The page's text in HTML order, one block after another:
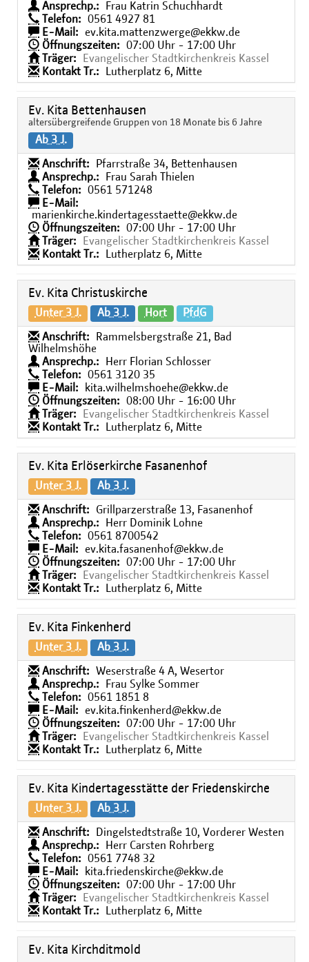
Ansprechp.:
Frau Katrin Schuchhardt
Telefon:
0561 4927 81
E-Mail:
ev.kita.mattenzwerge@ekkw.de
Öffnungszeiten:
07:00 Uhr - 17:00 Uhr
Träger:
Evangelischer Stadtkirchenkreis Kassel
Kontakt Tr.:
Lutherplatz 6, Mitte
Ev. Kita Bettenhausen
altersübergreifende Gruppen von 18 Monate bis 6 Jahre
Ab 3 J.
Anschrift:
Pfarrstraße 34, Bettenhausen
Ansprechp.:
Frau Sarah Thielen
Telefon:
0561 571248
E-Mail:
marienkirche.kindertagesstaette@ekkw.de
Öffnungszeiten:
07:00 Uhr - 17:00 Uhr
Träger:
Evangelischer Stadtkirchenkreis Kassel
Kontakt Tr.:
Lutherplatz 6, Mitte
Ev. Kita Christuskirche
Unter 3 J. Ab 3 J. Hort PfdG
Anschrift:
Rammelsbergstraße 21, Bad
Wilhelmshöhe
Ansprechp.:
Herr Florian Schlosser
Telefon:
0561 3120 35
E-Mail:
kita.wilhelmshoehe@ekkw.de
Öffnungszeiten:
08:00 Uhr - 16:00 Uhr
Träger:
Evangelischer Stadtkirchenkreis Kassel
Kontakt Tr.:
Lutherplatz 6, Mitte
Ev. Kita Erlöserkirche Fasanenhof
Unter 3 J. Ab 3 J.
Anschrift:
Grillparzerstraße 13, Fasanenhof
Ansprechp.:
Herr Dominik Lohne
Telefon:
0561 8700542
E-Mail:
ev.kita.fasanenhof@ekkw.de
Öffnungszeiten:
07:00 Uhr - 17:00 Uhr
Träger:
Evangelischer Stadtkirchenkreis Kassel
Kontakt Tr.:
Lutherplatz 6, Mitte
Ev. Kita Finkenherd
Unter 3 J. Ab 3 J.
Anschrift:
Weserstraße 4 A, Wesertor
Ansprechp.:
Frau Sylke Sommer
Telefon:
0561 1851 8
E-Mail:
ev.kita.finkenherd@ekkw.de
Öffnungszeiten:
07:00 Uhr - 17:00 Uhr
Träger:
Evangelischer Stadtkirchenkreis Kassel
Kontakt Tr.:
Lutherplatz 6, Mitte
Ev. Kita Kindertagesstätte der Friedenskirche
Unter 3 J. Ab 3 J.
Anschrift:
Dingelstedtstraße 10, Vorderer Westen
Ansprechp.:
Herr Carsten Rohrberg
Telefon:
0561 7748 32
E-Mail:
kita.friedenskirche@ekkw.de
Öffnungszeiten:
07:00 Uhr - 17:00 Uhr
Träger:
Evangelischer Stadtkirchenkreis Kassel
Kontakt Tr.:
Lutherplatz 6, Mitte
Ev. Kita Kirchditmold